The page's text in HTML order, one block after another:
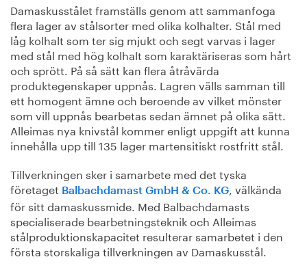
Damaskusstålet framställs genom att sammanfoga
flera lager av stålsorter med olika kolhalter. Stål med
låg kolhalt som ter sig mjukt och segt varvas i lager
med stål med hög kolhalt som karaktäriseras som hårt
och sprött. På så sätt kan flera åtråvärda
produktegenskaper uppnås. Lagren välls samman till
ett homogent ämne och beroende av vilket mönster
som vill uppnås bearbetas sedan ämnet på olika sätt.
Alleimas nya knivstål kommer enligt uppgift att kunna
innehålla upp till 135 lager martensitiskt rostfritt stål.
Tillverkningen sker i samarbete med det tyska
företaget Balbachdamast GmbH & Co. KG, välkända
för sitt damaskussmide. Med Balbachdamasts
specialiserade bearbetningsteknik och Alleimas
stålproduktionskapacitet resulterar samarbetet i den
första storskaliga tillverkningen av Damaskusstål.